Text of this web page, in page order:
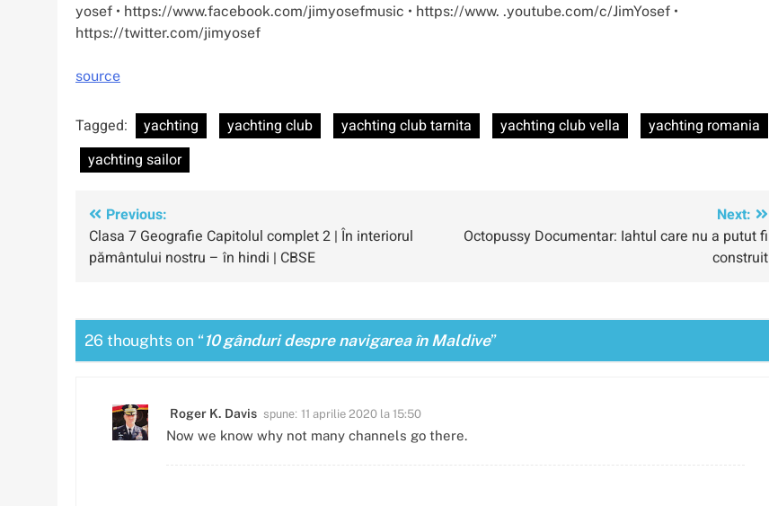
yosef • https://www.facebook.com/jimyosefmusic • https://www. .youtube.com/c/JimYosef •
https://twitter.com/jimyosef
source
Tagged: yachting yachting club yachting club tarnita yachting club vella
yachting romania
yachting sailor
Navigare
în
Previous:
Clasa 7 Geografie Capitolul complet 2 | În interiorul
pământului nostru – în hindi | CBSE
Next:
Octopussy Documentar: Iahtul care nu a putut fi
construit
26 thoughts on “10 gânduri despre navigarea în Maldive”
Roger K. Davis spune: 11 aprilie 2020 la 15:50
Now we know why not many channels go there.